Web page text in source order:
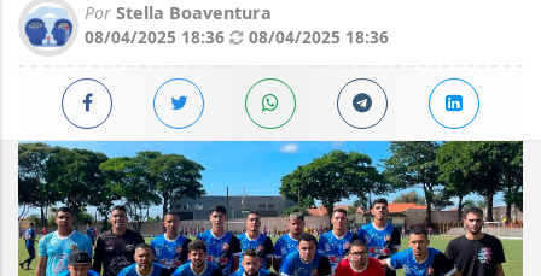
Por Stella Boaventura
08/04/2025 18:36
08/04/2025 18:36